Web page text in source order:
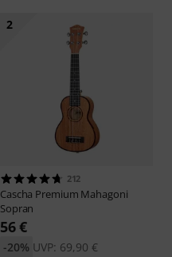
2
212
Cascha Premium Mahagoni
Sopran
56 €
UVP: 69,90 €
-20%